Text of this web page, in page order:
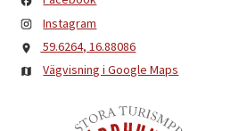
Instagram
59.6264, 16.88086
Vägvisning i Google Maps